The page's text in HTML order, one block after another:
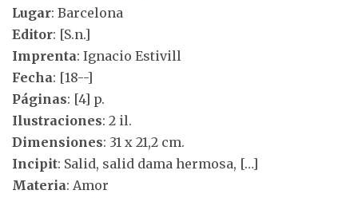
Lugar: Barcelona
Editor: [S.n.]
Imprenta: Ignacio Estivill
Fecha: [18--]
Páginas: [4] p.
Ilustraciones: 2 il.
Dimensiones: 31 x 21,2 cm.
Incipit: Salid, salid dama hermosa, […]
Materia: Amor